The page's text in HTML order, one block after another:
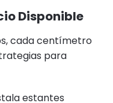
Disponible
cada centímetro
para
estantes